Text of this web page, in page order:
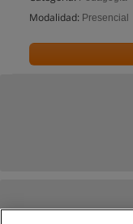
Modalidad: Presencial